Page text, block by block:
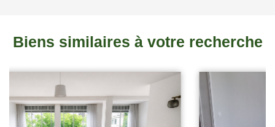
Biens similaires à votre recherche